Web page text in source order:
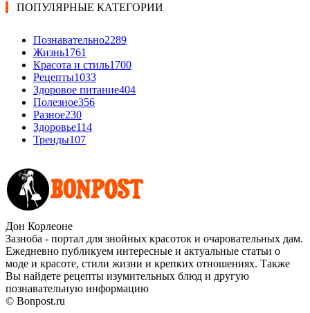
ПОПУЛЯРНЫЕ КАТЕГОРИИ
Познавательно2289
Жизнь1761
Красота и стиль1700
Рецепты1033
Здоровое питание404
Полезное356
Разное230
Здоровье114
Тренды107
Дон Корлеоне
Зазноба - портал для знойных красоток и очаровательных дам.
Ежедневно публикуем интересные и актуальные статьи о
моде и красоте, стили жизни и крепких отношениях. Также
Вы найдете рецепты изумительных блюд и другую
познавательную информацию
© Bonpost.ru